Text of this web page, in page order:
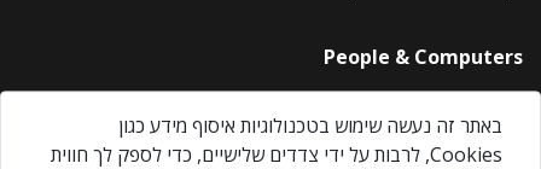
People & Computers
About Us
Privacy Policy
באתר זה נעשה שימוש בטכנולוגיות איסוף מידע כגון
Cookies, לרבות על ידי צדדים שלישיים, כדי לספק לך חווית